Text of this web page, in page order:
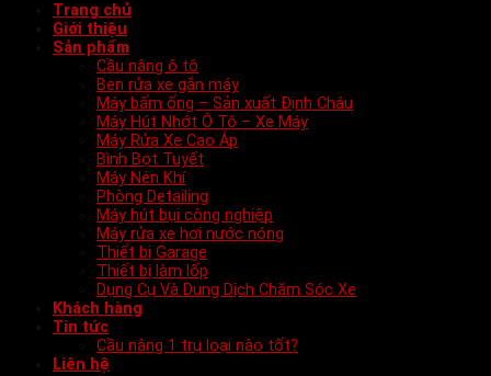
Trang chủ
Giới thiệu
Sản phẩm
Cầu nâng ô tô
Ben rửa xe gắn máy
Máy bấm ống – Sản xuất Định Châu
Máy Hút Nhớt Ô Tô – Xe Máy
Máy Rửa Xe Cao Áp
Bình Bọt Tuyết
Máy Nén Khí
Phòng Detailing
Máy hút bụi công nghiệp
Máy rửa xe hơi nước nóng
Thiết bị Garage
Thiết bị làm lốp
Dụng Cụ Và Dung Dịch Chăm Sóc Xe
Khách hàng
Tin tức
Cầu nâng 1 trụ loại nào tốt?
Liên hệ